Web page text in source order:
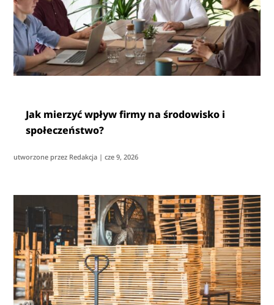
Jak mierzyć wpływ firmy na środowisko i
społeczeństwo?
utworzone przez Redakcja |cze 9, 2026